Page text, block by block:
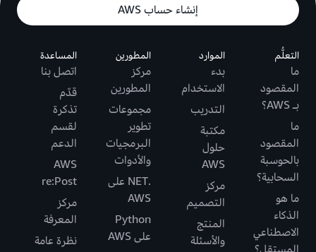
إنشاء حساب AWS
التعلُّم
ما
المقصود
بـ AWS؟
ما
المقصود
بالحوسبة
السحابية؟
ما هو
الذكاء
الاصطناعي
الموارد
بدء
الاستخدام
التدريب
مكتبة
حلول
AWS
مركز
التصميم
المنتج
والأسئلة
المطورين
مركز
المطورين
مجموعات
تطوير
البرمجيات
والأدوات
.NET على
AWS
Python
على AWS
المساعدة
اتصل بنا
قدّم
تذكرة
لقسم
الدعم
AWS
re:Post
مركز
المعرفة
نظرة عامة